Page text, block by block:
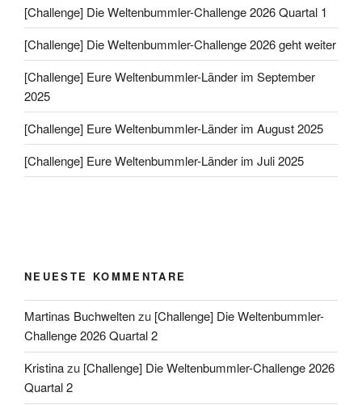
[Challenge] Die Weltenbummler-Challenge 2026 Quartal 1
[Challenge] Die Weltenbummler-Challenge 2026 geht weiter
[Challenge] Eure Weltenbummler-Länder im September
2025
[Challenge] Eure Weltenbummler-Länder im August 2025
[Challenge] Eure Weltenbummler-Länder im Juli 2025
NEUESTE KOMMENTARE
Martinas Buchweltenzu [Challenge] Die Weltenbummler-
Challenge 2026 Quartal 2
Kristinazu [Challenge] Die Weltenbummler-Challenge 2026
Quartal 2